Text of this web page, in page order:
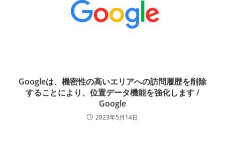
Googleは、機密性の高いエリアへの訪問履歴を削除
することにより、位置データ機能を強化します /
Google
2023年5月14日